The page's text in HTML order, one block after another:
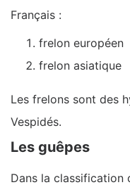
Français :
frelon européen
frelon asiatique
Les frelons sont des
Vespidés.
Les guêpes
Dans la classification